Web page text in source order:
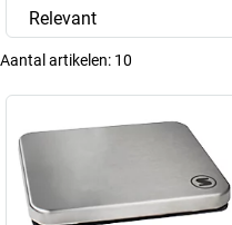
Relevant
Aantal artikelen: 10